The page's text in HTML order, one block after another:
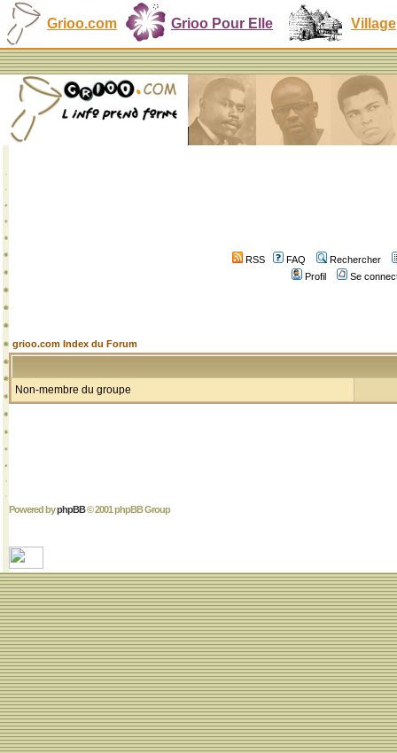
Grioo.com Grioo Pour Elle Village
RSS FAQ
Rechercher
Profil
Se
grioo.com Index du Forum
Non-membre du groupe
Powered byphpBB© 2001 phpBB Group